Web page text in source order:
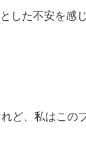
した不安を感じ
ど、私はこの